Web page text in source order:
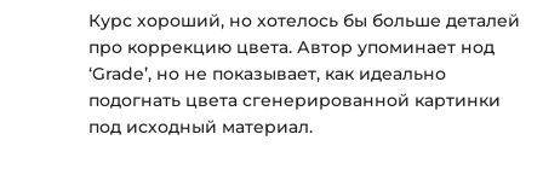
Курс хороший, но хотелось бы больше деталей
про коррекцию цвета. Автор упоминает нод
‘Grade’, но не показывает, как идеально
подогнать цвета сгенерированной картинки
под исходный материал.